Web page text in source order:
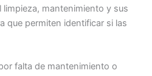
mantenimiento y sus
que permiten identificar si las
falta de mantenimiento o